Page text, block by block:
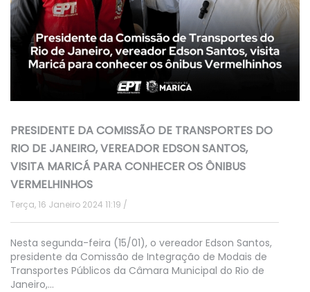
PRESIDENTE DA COMISSÃO DE TRANSPORTES DO
RIO DE JANEIRO, VEREADOR EDSON SANTOS,
VISITA MARICÁ PARA CONHECER OS ÔNIBUS
VERMELHINHOS
Terça, 16 Janeiro 2024 11:19
Nesta segunda-feira (15/01), o vereador Edson Santos,
presidente da Comissão de Integração de Modais de
Transportes Públicos da Câmara Municipal do Rio de
Janeiro,…